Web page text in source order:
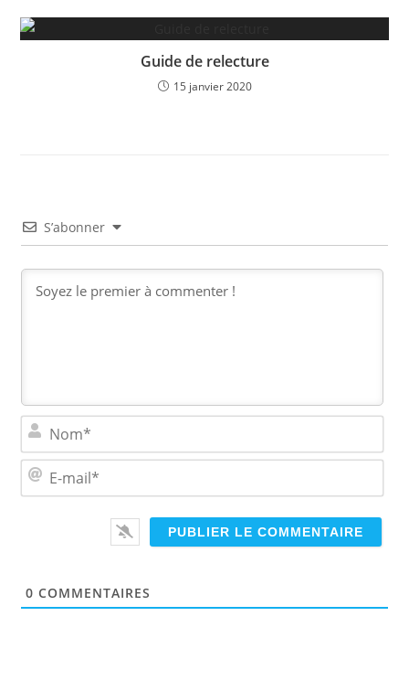
Guide de relecture
15 janvier 2020
S’abonner
m
a
0 COMMENTAIRES